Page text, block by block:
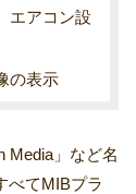
エアコン設
の表示
Media」など名
べてMIBプラ